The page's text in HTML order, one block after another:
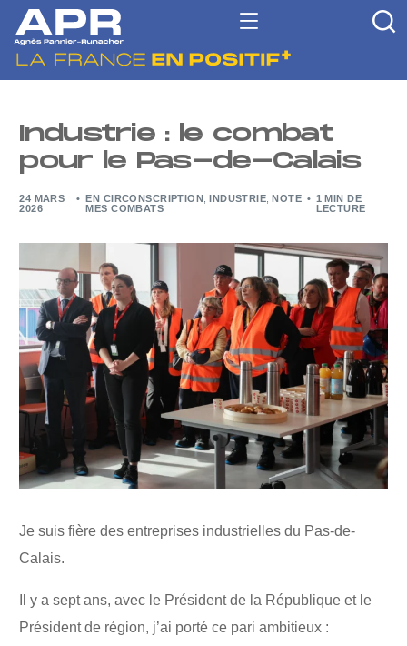
Industrie : le combat
pour le Pas-de-Calais
24 MARS
2026
EN CIRCONSCRIPTION ,INDUSTRIE ,NOTE
MES COMBATS
1 MIN DE
LECTURE
Je suis fière des entreprises industrielles du Pas-de-
Calais.
Il y a sept ans, avec le Président de la République et le
Président de région, j’ai porté ce pari ambitieux :